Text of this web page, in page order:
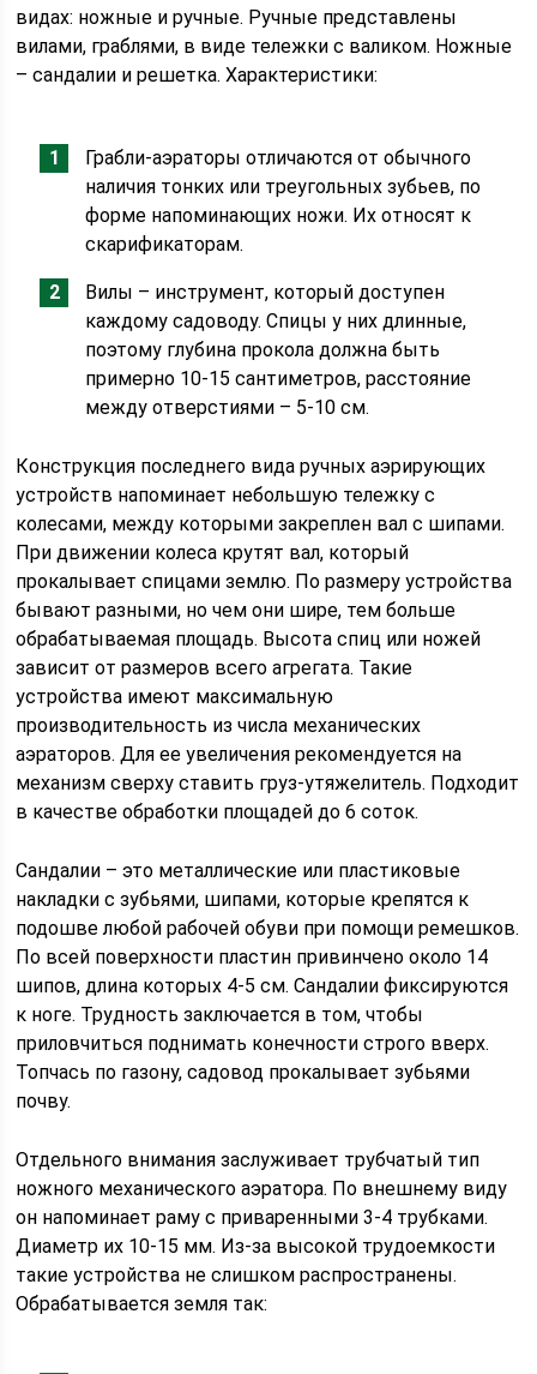
видах: ножные и ручные. Ручные представлены
вилами, граблями, в виде тележки с валиком. Ножные
– сандалии и решетка. Характеристики:
Грабли-аэраторы отличаются от обычного
наличия тонких или треугольных зубьев, по
форме напоминающих ножи. Их относят к
скарификаторам.
Вилы – инструмент, который доступен
каждому садоводу. Спицы у них длинные,
поэтому глубина прокола должна быть
примерно 10-15 сантиметров, расстояние
между отверстиями – 5-10 см.
Конструкция последнего вида ручных аэрирующих
устройств напоминает небольшую тележку с
колесами, между которыми закреплен вал с шипами.
При движении колеса крутят вал, который
прокалывает спицами землю. По размеру устройства
бывают разными, но чем они шире, тем больше
обрабатываемая площадь. Высота спиц или ножей
зависит от размеров всего агрегата. Такие
устройства имеют максимальную
производительность из числа механических
аэраторов. Для ее увеличения рекомендуется на
механизм сверху ставить груз-утяжелитель. Подходит
в качестве обработки площадей до 6 соток.
Сандалии – это металлические или пластиковые
накладки с зубьями, шипами, которые крепятся к
подошве любой рабочей обуви при помощи ремешков.
По всей поверхности пластин привинчено около 14
шипов, длина которых 4-5 см. Сандалии фиксируются
к ноге. Трудность заключается в том, чтобы
приловчиться поднимать конечности строго вверх.
Топчась по газону, садовод прокалывает зубьями
почву.
Отдельного внимания заслуживает трубчатый тип
ножного механического аэратора. По внешнему виду
он напоминает раму с приваренными 3-4 трубками.
Диаметр их 10-15 мм. Из-за высокой трудоемкости
такие устройства не слишком распространены.
Обрабатывается земля так: